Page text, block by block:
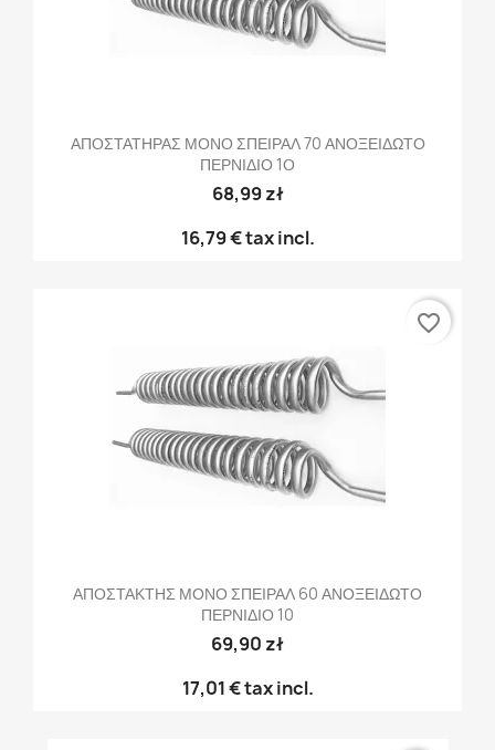
ΑΠΟΣΤΑΤΗΡΑΣ ΜΟΝΟ ΣΠΕΙΡΑΛ 70 ΑΝΟΞΕΙΔΩΤΟ
ΠΕΡΝΙΔΙΟ 1Ο
68,99 zł
16,79 €tax incl.
ΑΠΟΣΤΑΚΤΗΣ ΜΟΝΟ ΣΠΕΙΡΑΛ 60 ΑΝΟΞΕΙΔΩΤΟ
ΠΕΡΝΙΔΙΟ 10
69,90 zł
17,01 €tax incl.
favorite_border